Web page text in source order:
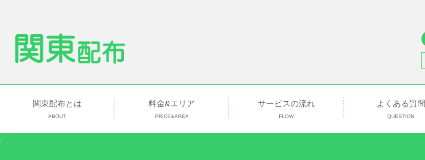
関東配布とは
ABOUT
料金&エリア
PRICE&AREA
サービスの流れ
FLOW
よくある質問
QUESTION